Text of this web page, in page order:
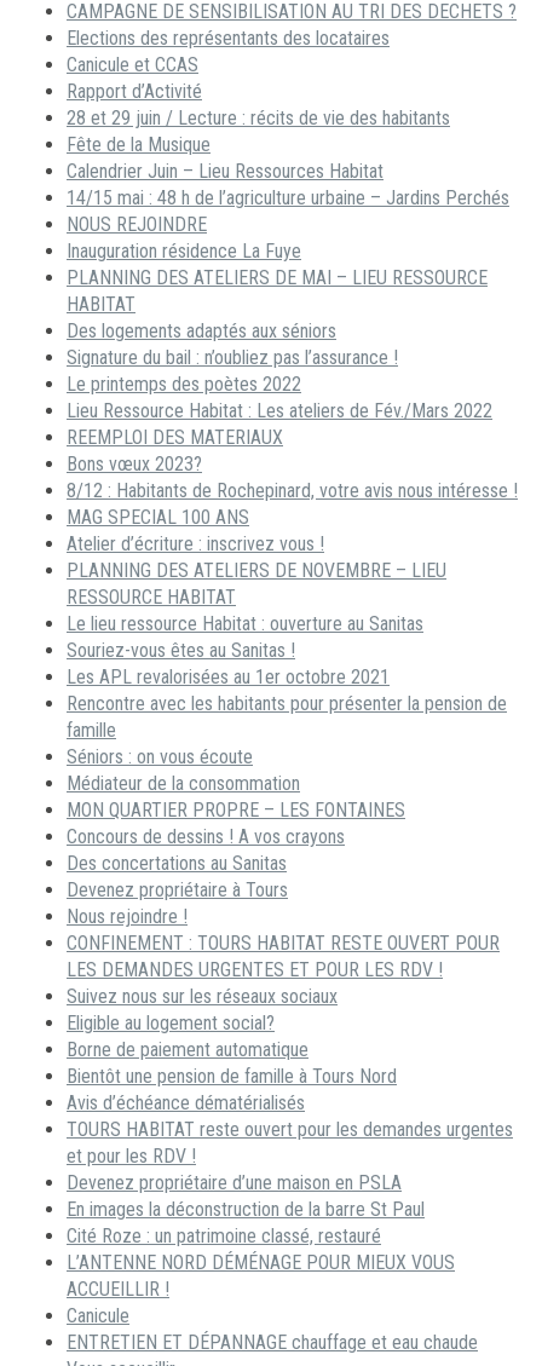
CAMPAGNE DE SENSIBILISATION AU TRI DES DECHETS ?
Elections des représentants des locataires
Canicule et CCAS
Rapport d’Activité
28 et 29 juin / Lecture : récits de vie des habitants
Fête de la Musique
Calendrier Juin – Lieu Ressources Habitat
14/15 mai : 48 h de l’agriculture urbaine – Jardins Perchés
NOUS REJOINDRE
Inauguration résidence La Fuye
PLANNING DES ATELIERS DE MAI – LIEU RESSOURCE
HABITAT
Des logements adaptés aux séniors
Signature du bail : n’oubliez pas l’assurance !
Le printemps des poètes 2022
Lieu Ressource Habitat : Les ateliers de Fév./Mars 2022
REEMPLOI DES MATERIAUX
Bons vœux 2023?
8/12 : Habitants de Rochepinard, votre avis nous intéresse !
MAG SPECIAL 100 ANS
Atelier d’écriture : inscrivez vous !
PLANNING DES ATELIERS DE NOVEMBRE – LIEU
RESSOURCE HABITAT
Le lieu ressource Habitat : ouverture au Sanitas
Souriez-vous êtes au Sanitas !
Les APL revalorisées au 1er octobre 2021
Rencontre avec les habitants pour présenter la pension de
famille
Séniors : on vous écoute
Médiateur de la consommation
MON QUARTIER PROPRE – LES FONTAINES
Concours de dessins ! A vos crayons
Des concertations au Sanitas
Devenez propriétaire à Tours
Nous rejoindre !
CONFINEMENT : TOURS HABITAT RESTE OUVERT POUR
LES DEMANDES URGENTES ET POUR LES RDV !
Suivez nous sur les réseaux sociaux
Eligible au logement social?
Borne de paiement automatique
Bientôt une pension de famille à Tours Nord
Avis d’échéance dématérialisés
TOURS HABITAT reste ouvert pour les demandes urgentes
et pour les RDV !
Devenez propriétaire d’une maison en PSLA
En images la déconstruction de la barre St Paul
Cité Roze : un patrimoine classé, restauré
L’ANTENNE NORD DÉMÉNAGE POUR MIEUX VOUS
ACCUEILLIR !
Canicule
ENTRETIEN ET DÉPANNAGE chauffage et eau chaude